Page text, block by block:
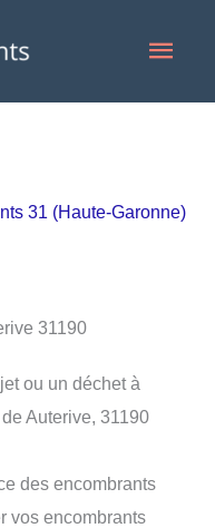
31 (Haute-Garonne)
31190
ou un déchet à
Auterive, 31190
des encombrants
vos encombrants